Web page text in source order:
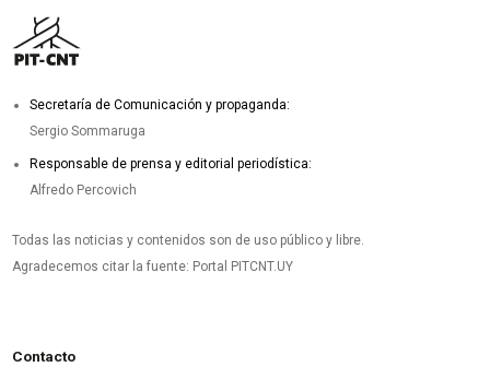
Secretaría de Comunicación y propaganda:
Sergio Sommaruga
Responsable de prensa y editorial periodística:
Alfredo Percovich
Todas las noticias y contenidos son de uso público y libre.
Agradecemos citar la fuente: Portal PITCNT.UY
Contacto